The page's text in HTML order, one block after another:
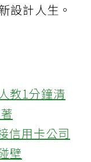
設計人生。
教1分鐘清
信用卡公司
壁